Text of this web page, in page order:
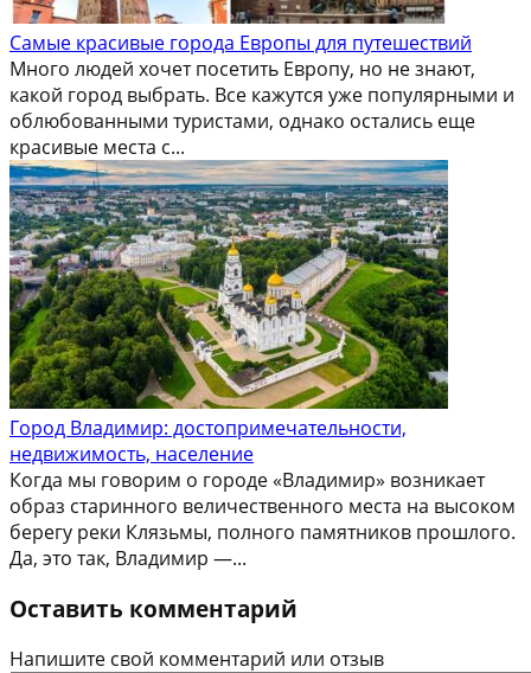
Самые красивые города Европы для путешествий
Много людей хочет посетить Европу, но не знают,
какой город выбрать. Все кажутся уже популярными и
облюбованными туристами, однако остались еще
красивые места с...
Город Владимир: достопримечательности,
недвижимость, население
Когда мы говорим о городе «Владимир» возникает
образ старинного величественного места на высоком
берегу реки Клязьмы, полного памятников прошлого.
Да, это так, Владимир —...
Оставить комментарий
Напишите свой комментарий или отзыв